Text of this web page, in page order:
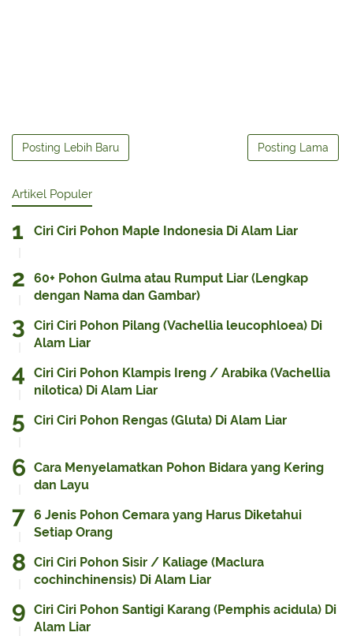
Posting Lebih Baru Posting Lama
Artikel Populer
Ciri Ciri Pohon Maple Indonesia Di Alam Liar
60+ Pohon Gulma atau Rumput Liar (Lengkap
dengan Nama dan Gambar)
Ciri Ciri Pohon Pilang (Vachellia leucophloea) Di
Alam Liar
Ciri Ciri Pohon Klampis Ireng / Arabika (Vachellia
nilotica) Di Alam Liar
Ciri Ciri Pohon Rengas (Gluta) Di Alam Liar
Cara Menyelamatkan Pohon Bidara yang Kering
dan Layu
6 Jenis Pohon Cemara yang Harus Diketahui
Setiap Orang
Ciri Ciri Pohon Sisir / Kaliage (Maclura
cochinchinensis) Di Alam Liar
Ciri Ciri Pohon Santigi Karang (Pemphis acidula) Di
Alam Liar